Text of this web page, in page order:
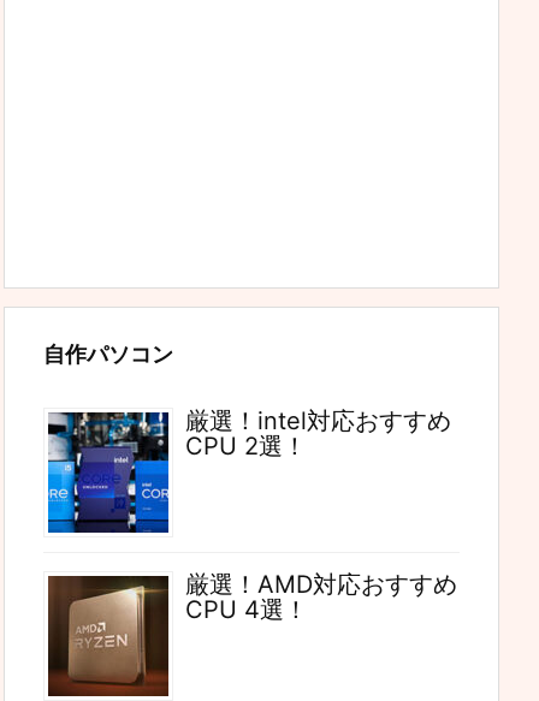
自作パソコン
厳選！intel対応おすすめ
CPU 2選！
厳選！AMD対応おすすめ
CPU 4選！